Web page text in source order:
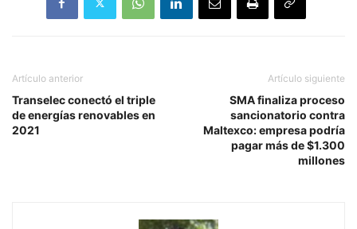
Artículo anterior
Transelec conectó el triple
de energías renovables en
2021
Artículo siguiente
SMA finaliza proceso
sancionatorio contra
Maltexco: empresa podría
pagar más de $1.300
millones